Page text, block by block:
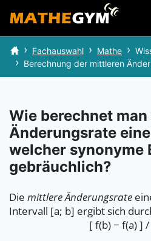
Fachauswahl Mathe
Berechnung der mittleren
Wie berechnet
Änderungsrate
welcher synonyme
gebräuchlich?
Die mittlere Änderungsrate
Intervall [a; b] ergibt sich
[ f(b) − f(a) ] /